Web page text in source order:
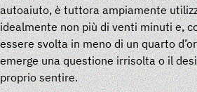
autoaiuto, è tuttora ampiamente
idealmente non più di venti minuti e,
essere svolta in meno di un quarto
emerge una questione irrisolta o il
proprio sentire.